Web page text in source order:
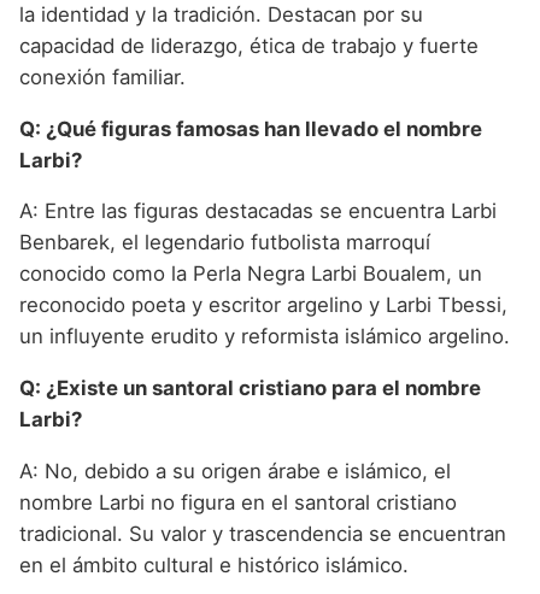
la identidad y la tradición. Destacan por su
capacidad de liderazgo, ética de trabajo y fuerte
conexión familiar.
Q: ¿Qué figuras famosas han llevado el nombre
Larbi?
A: Entre las figuras destacadas se encuentra Larbi
Benbarek, el legendario futbolista marroquí
conocido como la Perla Negra Larbi Boualem, un
reconocido poeta y escritor argelino y Larbi Tbessi,
un influyente erudito y reformista islámico argelino.
Q: ¿Existe un santoral cristiano para el nombre
Larbi?
A: No, debido a su origen árabe e islámico, el
nombre Larbi no figura en el santoral cristiano
tradicional. Su valor y trascendencia se encuentran
en el ámbito cultural e histórico islámico.